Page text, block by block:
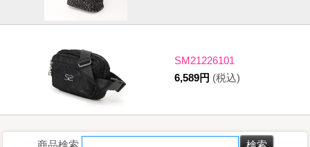
SM21226101
6,589円 (税込)